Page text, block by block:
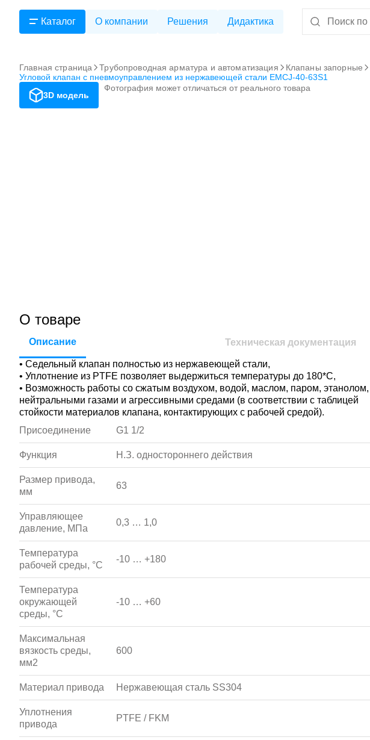
Каталог О компании Решения Дидактика
Главная страница Трубопроводная арматура и автоматизация Клапаны запорные
Угловой клапан с пневмоуправлением из нержавеющей стали EMCJ-40-63S1
3D модель
Фотография может отличаться от реального товара
О товаре
Описание Техническая документация
• Седельный клапан полностью из нержавеющей стали,
• Уплотнение из PTFE позволяет выдержиться температуры до 180*С,
• Возможность работы со сжатым воздухом, водой, маслом, паром, этанолом,
нейтральными газами и агрессивными средами (в соответствии с таблицей
стойкости материалов клапана, контактирующих с рабочей средой).
Присоединение
G1 1/2
Функция Н.З. одностороннего действия
Размер привода,
мм
63
Управляющее
давление, МПа
0,3 … 1,0
Температура
рабочей среды, °С
-10 … +180
Температура
окружающей
среды, °С
-10 … +60
Максимальная
вязкость среды,
мм2
600
Материал привода Нержавеющая сталь SS304
Уплотнения
привода
PTFE / FKM